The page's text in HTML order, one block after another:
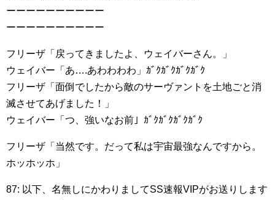
ーーーーーーーーーー
ーーーーーーーーーー
フリーザ「戻ってきましたよ、ウェイバーさん。」
ウェイバー「あ….あわわわわ」ｶﾞｸｶﾞｸｶﾞｸｶﾞｸ
フリーザ「面倒でしたから敵のサーヴァントを土地ごと消
滅させてあげました！」
ウェイバー「つ、強いなお前」ｶﾞｸｶﾞｸｶﾞｸｶﾞｸ
フリーザ「当然です。だって私は宇宙最強なんですから。
ホッホッホ」
87: 以下、名無しにかわりましてSS速報VIPがお送りします